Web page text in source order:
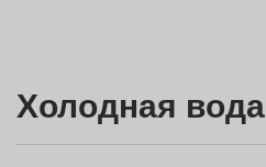
Холодная вода